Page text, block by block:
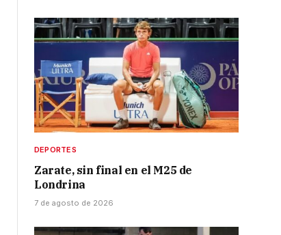
DEPORTES
Zarate, sin final en el M25 de
Londrina
7 de agosto de 2026